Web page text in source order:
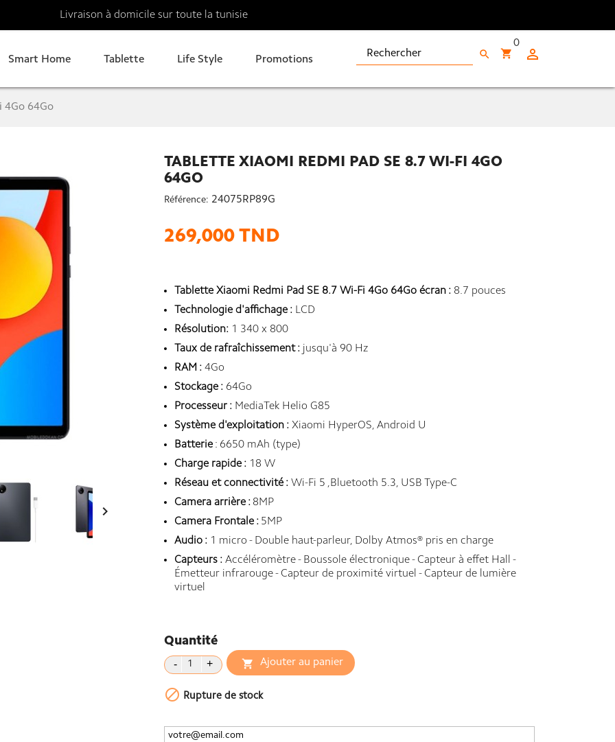
Livraison à domicile sur toute la tunisie
Smart Home Tablette Life Style Promotions 
shopping_cart
0
search
4Go 64Go

TABLETTE XIAOMI REDMI PAD SE 8.7 WI-FI 4GO
64GO
Référence: 24075RP89G
269,000 TND
Tablette Xiaomi Redmi Pad SE 8.7 Wi-Fi 4Go 64Go écran : 8.7 pouces
Technologie d'affichage : LCD
Résolution: 1 340 x 800
Taux de rafraîchissement : jusqu'à 90 Hz
RAM : 4Go
Stockage : 64Go
Processeur : MediaTek Helio G85
Système d'exploitation : Xiaomi HyperOS, Android U
Batterie : 6650 mAh (type)
Charge rapide : 18 W
Réseau et connectivité : Wi-Fi 5 ,Bluetooth 5.3, USB Type-C
Camera arrière : 8MP
Camera Frontale : 5MP
Audio : 1 micro - Double haut-parleur, Dolby Atmos® pris en charge
Capteurs : Accéléromètre - Boussole électronique - Capteur à effet Hall -
Émetteur infrarouge - Capteur de proximité virtuel - Capteur de lumière
virtuel
Quantité
 Ajouter au panier
 Rupture de stock